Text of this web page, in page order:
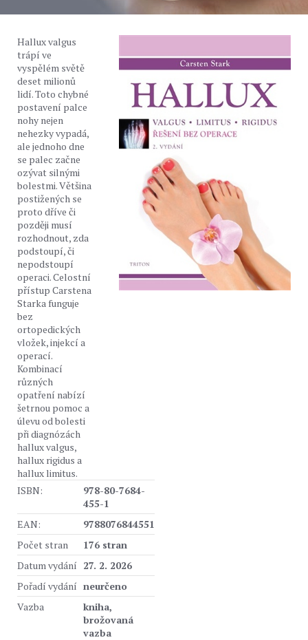
Hallux valgus
trápí ve
vyspělém světě
deset milionů
lidí. Toto chybné
postavení palce
nohy nejen
nehezky vypadá,
ale jednoho dne
se palec začne
ozývat silnými
bolestmi. Většina
postižených se
proto dříve či
později musí
rozhodnout, zda
podstoupí, či
nepodstoupí
operaci. Celostní
přístup Carstena
Starka funguje
bez
ortopedických
vložek, injekcí a
operací.
Kombinací
různých
opatření nabízí
šetrnou pomoc a
úlevu od bolesti
při diagnózách
hallux valgus,
hallux rigidus a
hallux limitus.
ISBN:
978-80-7684-
455-1
EAN:
9788076844551
Počet stran
176 stran
Datum vydání 27. 2. 2026
Pořadí vydání neurčeno
Vazba
kniha,
brožovaná
vazba